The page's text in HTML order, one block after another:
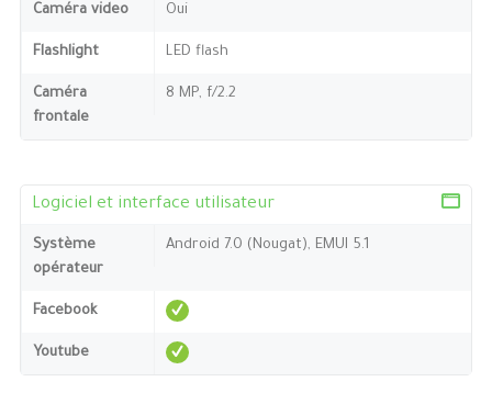
Caméra video Oui
Flashlight LED flash
Caméra
frontale
8 MP, f/2.2
Logiciel et interface utilisateur
Système
opérateur
Android 7.0 (Nougat), EMUI 5.1
Facebook
Youtube